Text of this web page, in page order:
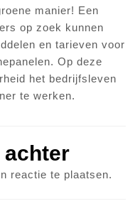
manier! Een
op zoek kunnen
en tarieven voor
Op deze
het bedrijfsleven
te werken.
achter
reactie te plaatsen.